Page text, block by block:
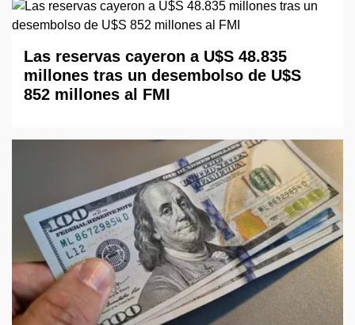
Las reservas cayeron a U$S 48.835
millones tras un desembolso de U$S
852 millones al FMI